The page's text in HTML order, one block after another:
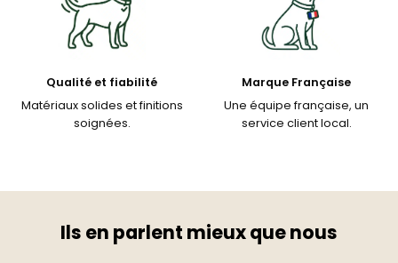
Qualité et fiabilité
Matériaux solides et finitions
soignées.
Marque Française
Une équipe française, un
service client local.
Ils en parlent mieux que nous